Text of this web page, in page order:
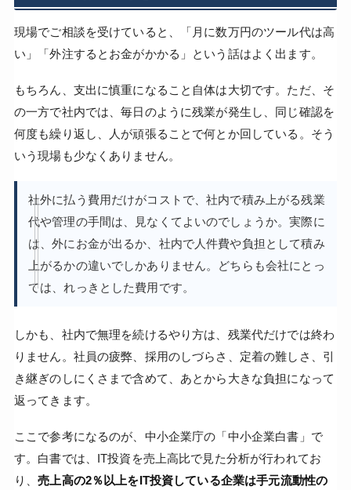
現場でご相談を受けていると、「月に数万円のツール代は高
い」「外注するとお金がかかる」という話はよく出ます。
もちろん、支出に慎重になること自体は大切です。ただ、そ
の一方で社内では、毎日のように残業が発生し、同じ確認を
何度も繰り返し、人が頑張ることで何とか回している。そう
いう現場も少なくありません。
社外に払う費用だけがコストで、社内で積み上がる残業
代や管理の手間は、見なくてよいのでしょうか。実際に
は、外にお金が出るか、社内で人件費や負担として積み
上がるかの違いでしかありません。どちらも会社にとっ
ては、れっきとした費用です。
しかも、社内で無理を続けるやり方は、残業代だけでは終わ
りません。社員の疲弊、採用のしづらさ、定着の難しさ、引
き継ぎのしにくさまで含めて、あとから大きな負担になって
返ってきます。
ここで参考になるのが、中小企業庁の「中小企業白書」で
す。白書では、IT投資を売上高比で見た分析が行われてお
り、売上高の2％以上をIT投資している企業は手元流動性の